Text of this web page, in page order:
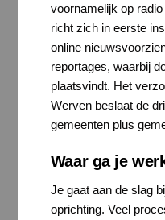
voornamelijk op
richt zich in eerste
online
reportages, waarbij
plaatsvindt. Het
Werven beslaat de
gemeenten plus
Waar ga je
Je gaat aan de slag
oprichting. Veel